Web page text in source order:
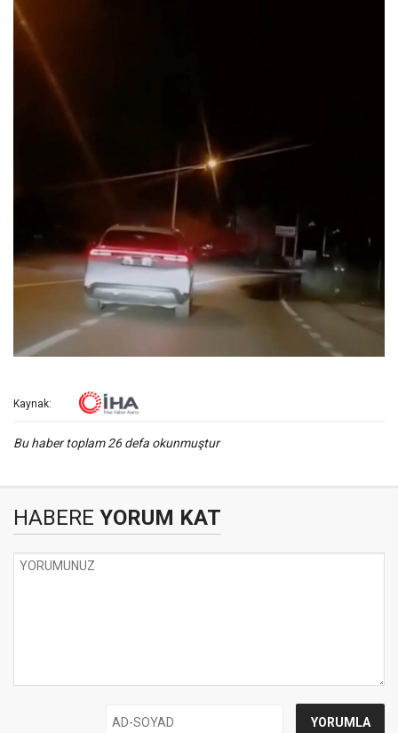
Kaynak:
Bu haber toplam 26 defa okunmuştur
HABERE YORUM KAT